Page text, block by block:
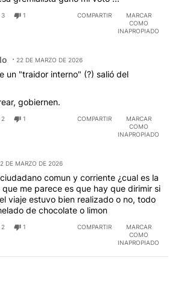
3 1 COMPARTIR
MARCAR
COMO
INAPROPIADO
22 DE MARZO DE 2026
un "traidor interno" (?) salió del
gobiernen.
2 1 COMPARTIR
MARCAR
COMO
INAPROPIADO
DE MARZO DE 2026
comun y corriente ¿cual es la
me parece es que hay que dirimir si
viaje estuvo bien realizado o no, todo
de chocolate o limon
2 1 COMPARTIR
MARCAR
COMO
INAPROPIADO